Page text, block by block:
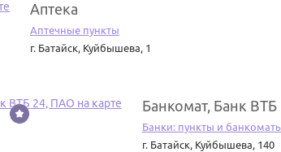
Аптека
Аптечные пункты
г. Батайск, Куйбышева, 1
Банкомат, Банк
Банки: пункты и
г. Батайск, Куйбышева, 140